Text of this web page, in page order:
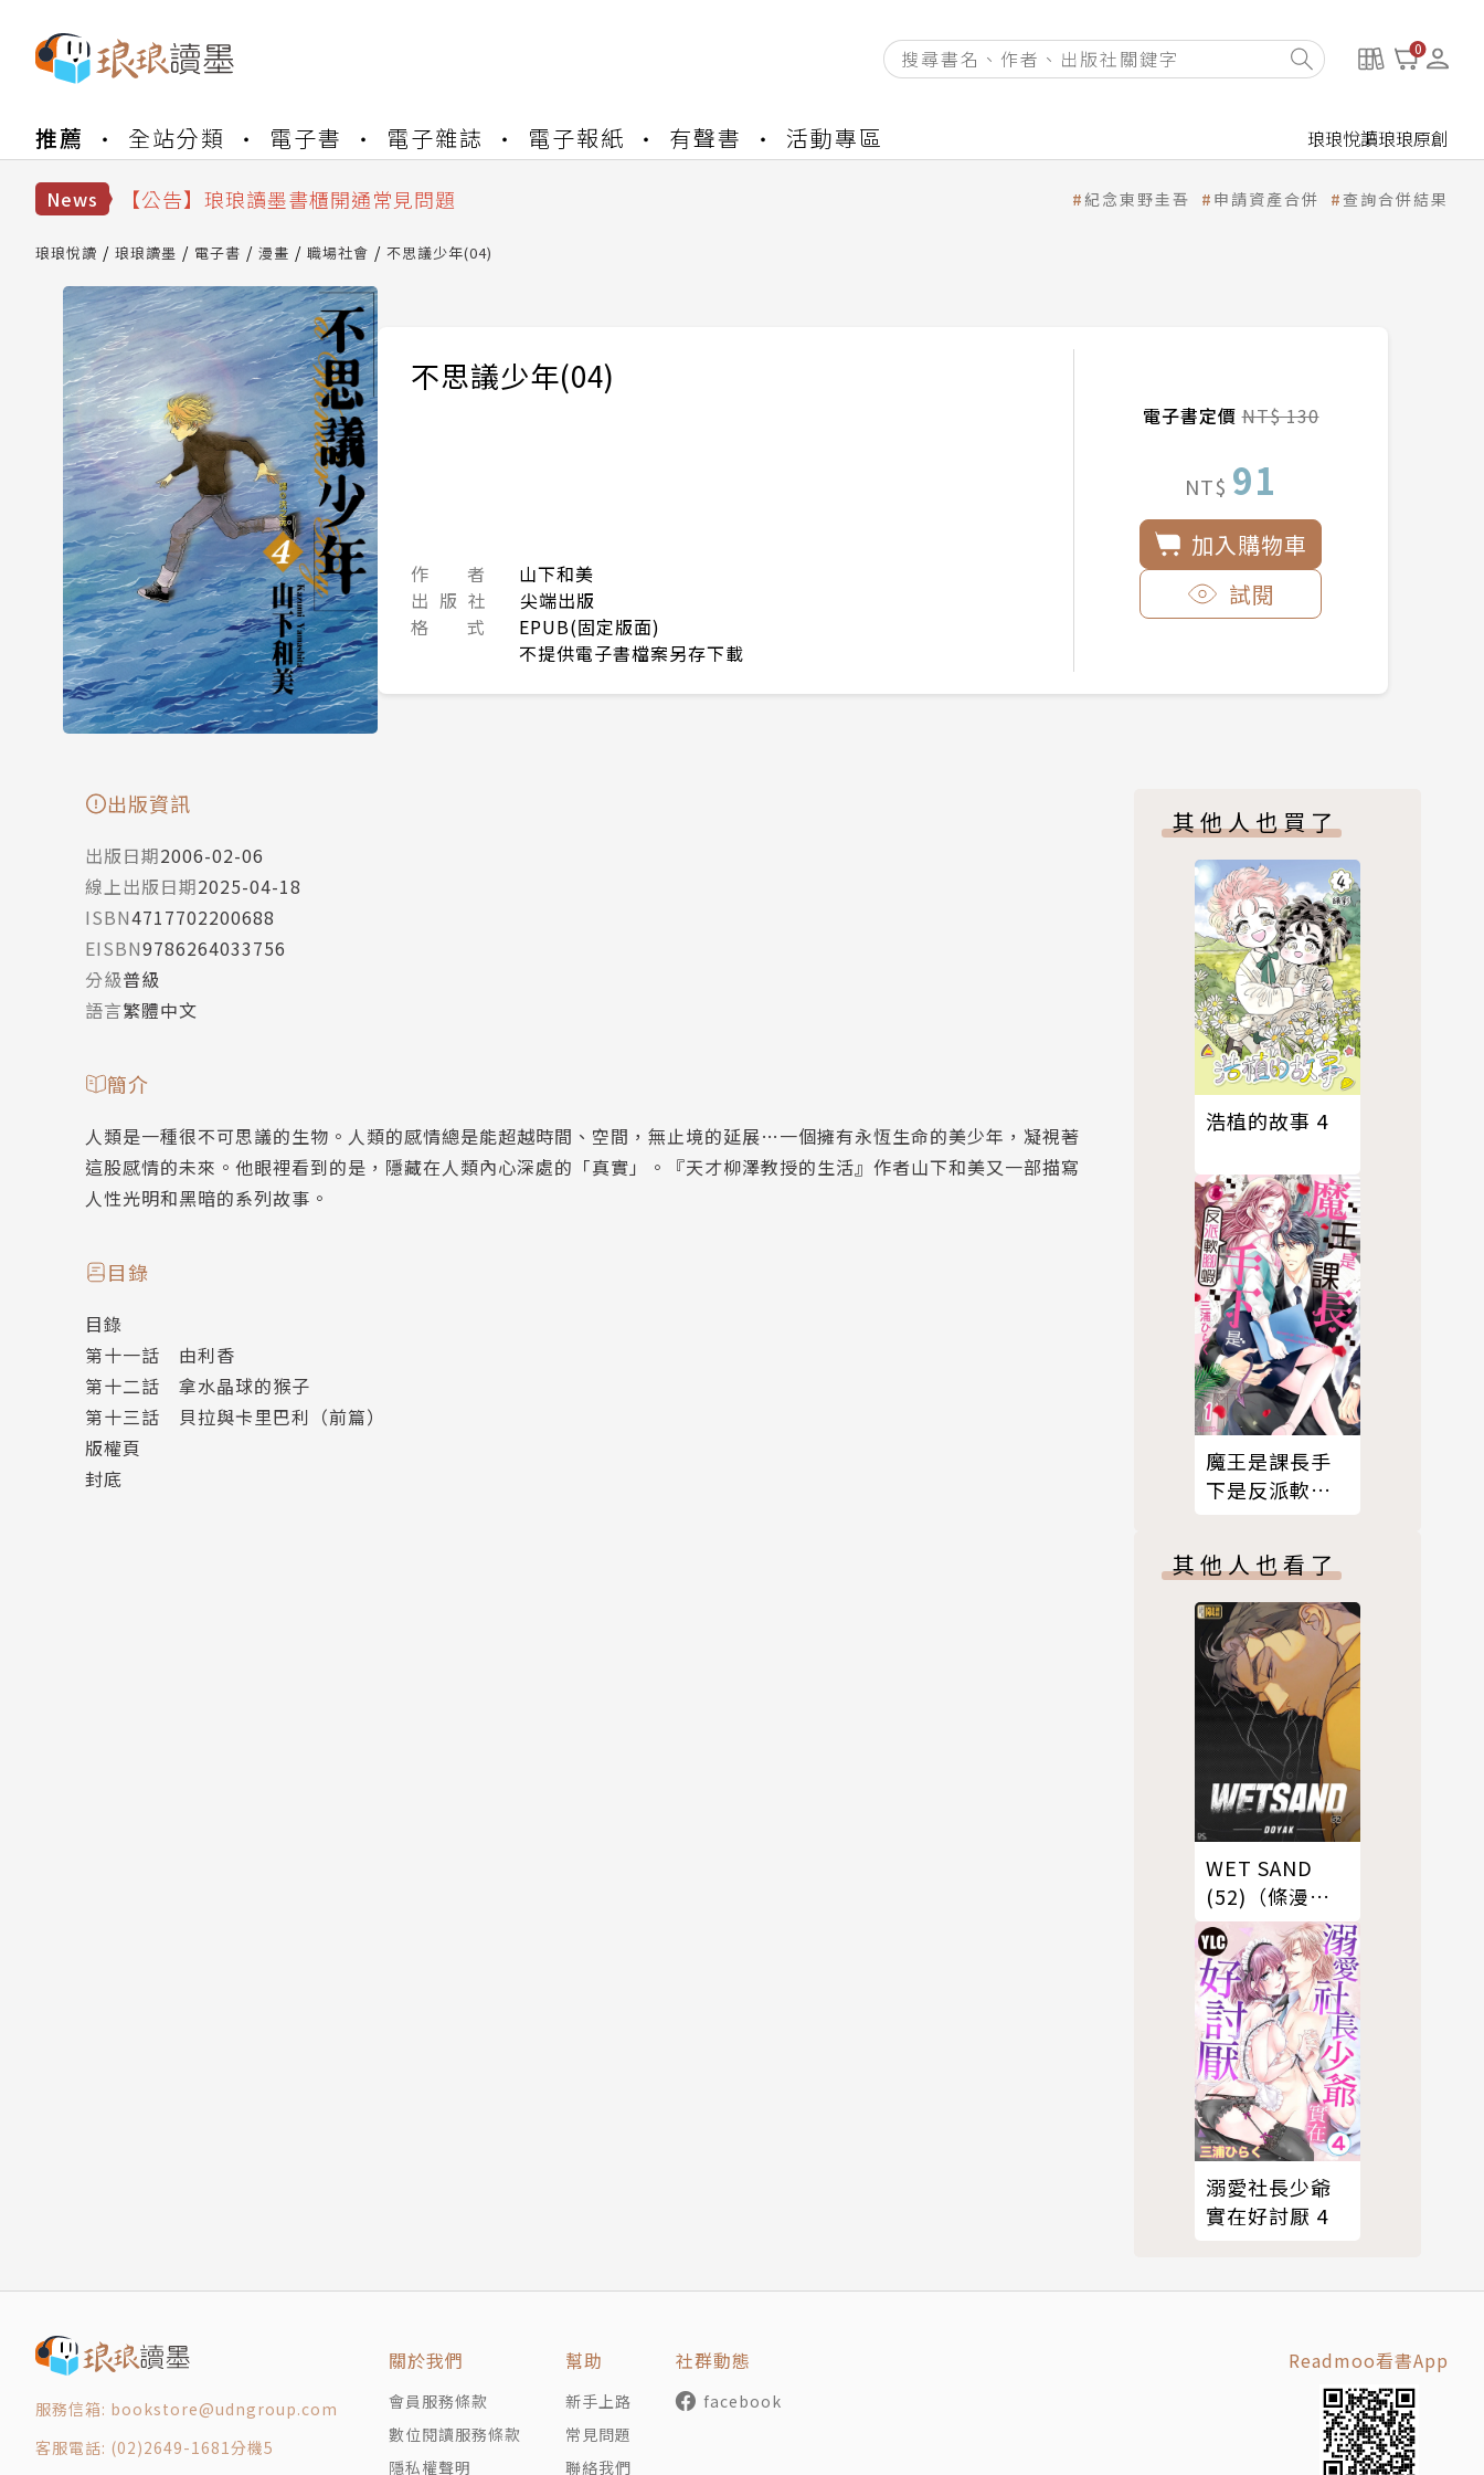
0
推薦 全站分類 電子書 電子雜誌 電子報紙 有聲書 活動專區 琅琅悅讀琅琅原創
News
【公告】因 Readmoo 讀墨系統維護中，本站同步暫停部分閱讀服務
【公告】琅琅讀墨書櫃開通常見問題
【公告】琅琅書店服務升級重要說明及資產合併結果查詢
【公告】因 Readmoo 讀墨系統維護中，本站同步暫停部分閱讀服務
紀念東野圭吾 申請資產合併 查詢合併結果
琅琅悅讀 琅琅讀墨 電子書 漫畫 職場社會 不思議少年(04)
不思議少年(04)
作 者
山下和美
出 版 社
尖端出版
格 式
EPUB(固定版面)
不提供電子書檔案另存下載
電子書定價NT$ 130
NT$ 91
加入購物車
試閱
出版資訊
出版日期2006-02-06
線上出版日期2025-04-18
ISBN4717702200688
EISBN9786264033756
分級普級
語言繁體中文
簡介
人類是一種很不可思議的生物。人類的感情總是能超越時間、空間，無止境的延展…一個擁有永恆生命的美少年，凝視著
這股感情的未來。他眼裡看到的是，隱藏在人類內心深處的「真實」。『天才柳澤教授的生活』作者山下和美又一部描寫
人性光明和黑暗的系列故事。
目錄
目錄
第十一話 由利香
第十二話 拿水晶球的猴子
第十三話 貝拉與卡里巴利（前篇）
版權頁
封底
其他人也買了
浩植的故事 4
魔王是課長手
下是反派軟腳
其他人也看了
WET SAND
(52)（條漫
版）
溺愛社長少爺
實在好討厭 4
服務信箱: bookstore@udngroup.com
客服電話: (02)2649-1681分機5
關於我們
會員服務條款
數位閱讀服務條款
隱私權聲明
幫助
新手上路
常見問題
聯絡我們
社群動態
facebook
Readmoo看書App